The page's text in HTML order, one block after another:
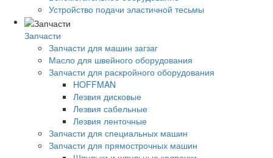
Устройство подачи эластичной тесьмы
Запчасти
Запчасти для машин загзаг
Масло для швейного оборудования
Запчасти для раскройного оборудования
HOFFMAN
Лезвия дисковые
Лезвия сабельные
Лезвия ленточные
Запчасти для специальных машин
Запчасти для прямострочных машин